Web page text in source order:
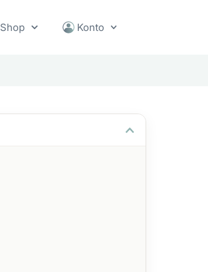
Shop Konto